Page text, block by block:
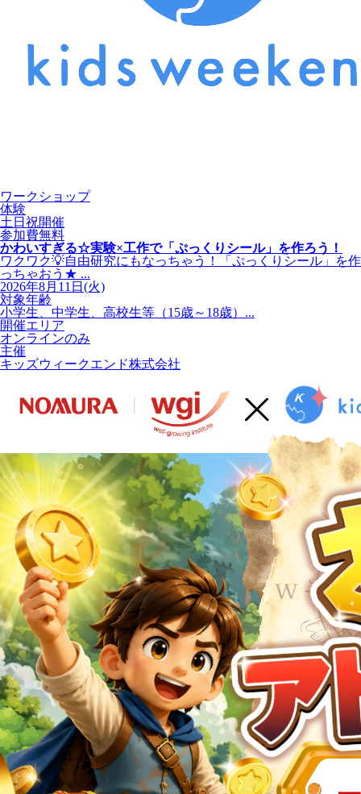
ワークショップ
体験
土日祝開催
参加費無料
かわいすぎる☆実験×工作で「ぷっくりシール」を作ろう！
ワクワク💡自由研究にもなっちゃう！「ぷっくりシール」を作
っちゃおう★ ...
2026年8月11日(火)
対象年齢
小学生、中学生、高校生等（15歳～18歳）...
開催エリア
オンラインのみ
主催
キッズウィークエンド株式会社